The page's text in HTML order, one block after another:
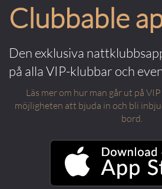
Clubbable
Den exklusiva
på alla VIP-klubbar och
Läs mer om hur man går ut på
möjligheten att bjuda in och bli
bord.